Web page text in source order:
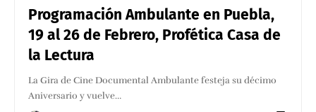
Programación Ambulante en Puebla,
19 al 26 de Febrero, Profética Casa de
la Lectura
La Gira de Cine Documental Ambulante festeja su décimo
Aniversario y vuelve…